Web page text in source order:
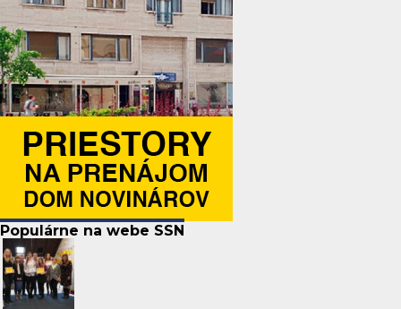
Populárne na webe SSN